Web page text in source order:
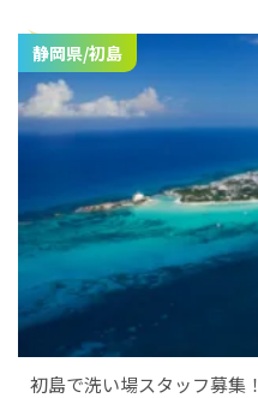
静岡県/初島
初島で洗い場スタッフ募集！